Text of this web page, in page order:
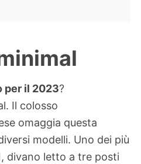
per il 2023?
Il colosso
omaggia questa
modelli. Uno dei più
divano letto a tre posti